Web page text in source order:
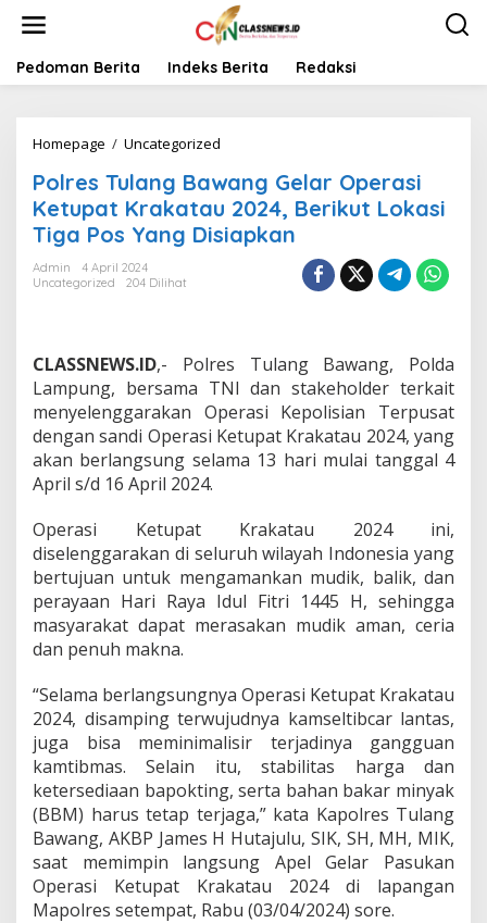
t
Pedoman Berita Indeks Berita Redaksi
Homepage / Uncategorized
l
r
e
s
g
B
a
w
a
n
a
r
O
p
e
s
i
K
e
t
u
p
a
t
K
r
a
Polres Tulang Bawang Gelar Operasi
Ketupat Krakatau 2024, Berikut Lokasi
Tiga Pos Yang Disiapkan
Admin
4 April 2024
Uncategorized
204 Dilihat
CLASSNEWS.ID,- Polres Tulang Bawang, Polda
Lampung, bersama TNI dan stakeholder terkait
menyelenggarakan Operasi Kepolisian Terpusat
dengan sandi Operasi Ketupat Krakatau 2024, yang
akan berlangsung selama 13 hari mulai tanggal 4
April s/d 16 April 2024.
Operasi Ketupat Krakatau 2024 ini,
diselenggarakan di seluruh wilayah Indonesia yang
bertujuan untuk mengamankan mudik, balik, dan
perayaan Hari Raya Idul Fitri 1445 H, sehingga
masyarakat dapat merasakan mudik aman, ceria
dan penuh makna.
“Selama berlangsungnya Operasi Ketupat Krakatau
2024, disamping terwujudnya kamseltibcar lantas,
juga bisa meminimalisir terjadinya gangguan
kamtibmas. Selain itu, stabilitas harga dan
ketersediaan bapokting, serta bahan bakar minyak
(BBM) harus tetap terjaga,” kata Kapolres Tulang
Bawang, AKBP James H Hutajulu, SIK, SH, MH, MIK,
saat memimpin langsung Apel Gelar Pasukan
Operasi Ketupat Krakatau 2024 di lapangan
Mapolres setempat, Rabu (03/04/2024) sore.